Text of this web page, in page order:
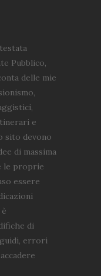
Pubblico,
delle mie
e
sito devono
di massima
le proprie
essere
di
errori